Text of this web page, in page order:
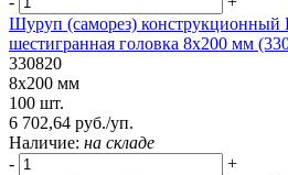
Шуруп (саморез) конструкционный
шестигранная головка 8х200 мм
330820
8х200 мм
100 шт.
6 702,64 руб./уп.
Наличие: на складе
-
+